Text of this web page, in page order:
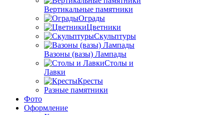
Вертикальные памятники
Ограды
Цветники
Скульптуры
Вазоны (вазы) Лампады
Столы и
Лавки
Кресты
Разные памятники
Фото
Оформление